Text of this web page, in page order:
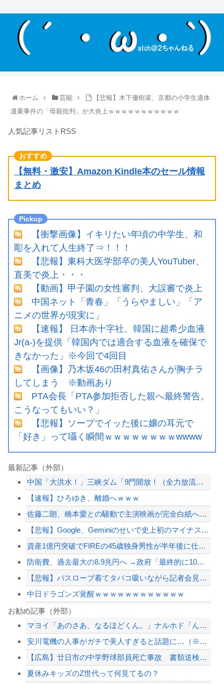
ホーム 芸能
【悲報】木下優樹菜、京都の小学生遺体
遺棄事件の「母親批判」が大炎上ｗｗｗｗｗｗｗｗｗｗｗ
人気記事リストRSS
【無料・激安】Amazon Kindle本のセール情報
まとめ
【衝撃画像】イキリたい年頃の中学生、和
彫を入れて人生終了⇒！！！
【悲報】東科大医学部卒の美人YouTuber、
直美で炎上・・・
【動画】甲子園の女性審判、大誤審で炎上
中国ネット「青春」「うらやましい」「ア
ニメの世界が現実に」
【速報】 日本赤十字社、韓国に超希少血液
Jr(a-)を提供「韓国内では適合する血液を確保で
きなかった」※今回で4回目
【画像】乃木坂46の田村真佑さんが胸チラ
してしまう ※動画あり
PTA会長「PTA参加拒否した親へ最終警告。
こうなってもいい？」
【悲報】ソープでイッた後に嬢の耳元で
「好き」って囁く瞬間ｗｗｗｗｗｗｗｗwwww
最新記事（外部）
中国「大洪水！」三峡ダム「9門開放！（全力放流」中国都市「三峡沿線の道路水没」中...
【速報】ひろゆき、離婚へｗｗｗ
佐藤二朗、橋本愛との騒動で主演映画が完全白紙へｗｗｗｗｗ
【悲報】Google、Geminiのせいで史上初のマイナスキャッシュフローに陥る
資産1億円突破でFIREの45歳独身男性が半年後に仕事復帰を決意した「1通の通知...
防衛費、過去最大の8.9兆円へ →政府「最終的に10兆円規模になる可能性」
【悲報】バスローブ着てタバコ吸いながら記者会見する奴ｗｗｗ
中日ドラゴンズ覚醒ｗｗｗｗｗｗｗｗｗｗｗｗ
中国のビーチ。ゴミだらけ
PTA会長「PTA参加拒否した親へ最終警告。こうなってもいい？」
X、収益化が9/7に終わるwwwwwwwwwwwww
【悲報】母親に生活が苦しいから50万くれって言われて断ったら縁切られたんだが
お勧め記事（外部）
マヨイ「あのさあ、なるほどくん。」ナルホド「ん？どうしたの。」
安川電機の人事がガチで美人すぎると話題に…（※画像あり）
【広島】廿日市の中学野球部員死亡事故 書類送検の医師、別人のCT画像で診察した疑...
夏休みキッズのZ世代って何見てるの？